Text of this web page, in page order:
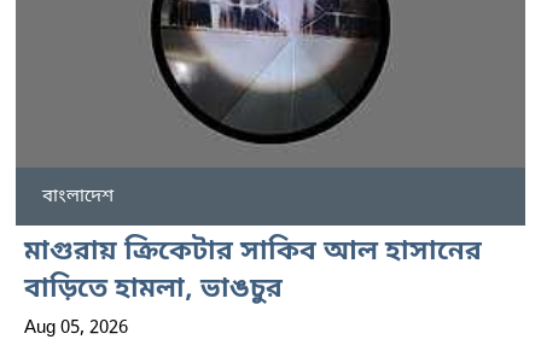
বাংলাদেশ
মাগুরায় ক্রিকেটার সাকিব আল হাসানের
বাড়িতে হামলা, ভাঙচুর
Aug 05, 2026